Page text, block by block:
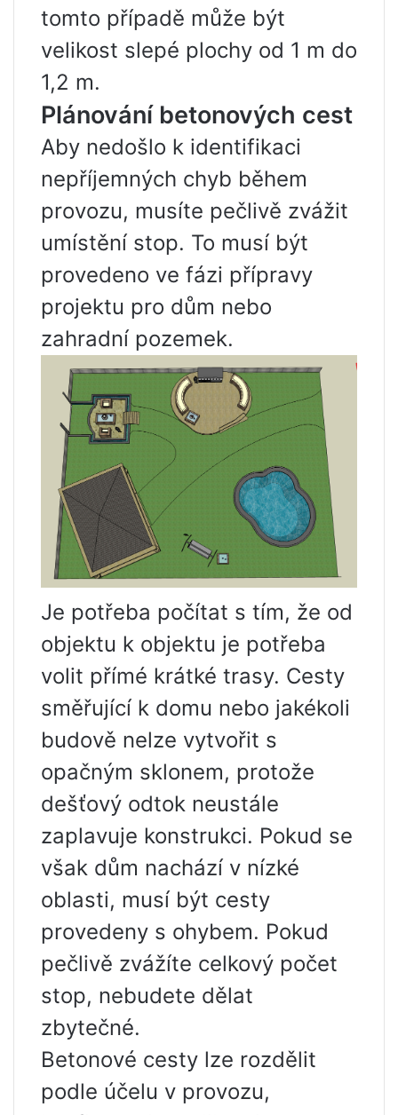
tomto případě může být
velikost slepé plochy od 1 m do
1,2 m.
Plánování betonových cest
Aby nedošlo k identifikaci
nepříjemných chyb během
provozu, musíte pečlivě zvážit
umístění stop. To musí být
provedeno ve fázi přípravy
projektu pro dům nebo
zahradní pozemek.
Je potřeba počítat s tím, že od
objektu k objektu je potřeba
volit přímé krátké trasy. Cesty
směřující k domu nebo jakékoli
budově nelze vytvořit s
opačným sklonem, protože
dešťový odtok neustále
zaplavuje konstrukci. Pokud se
však dům nachází v nízké
oblasti, musí být cesty
provedeny s ohybem. Pokud
pečlivě zvážíte celkový počet
stop, nebudete dělat
zbytečné.
Betonové cesty lze rozdělit
podle účelu v provozu,